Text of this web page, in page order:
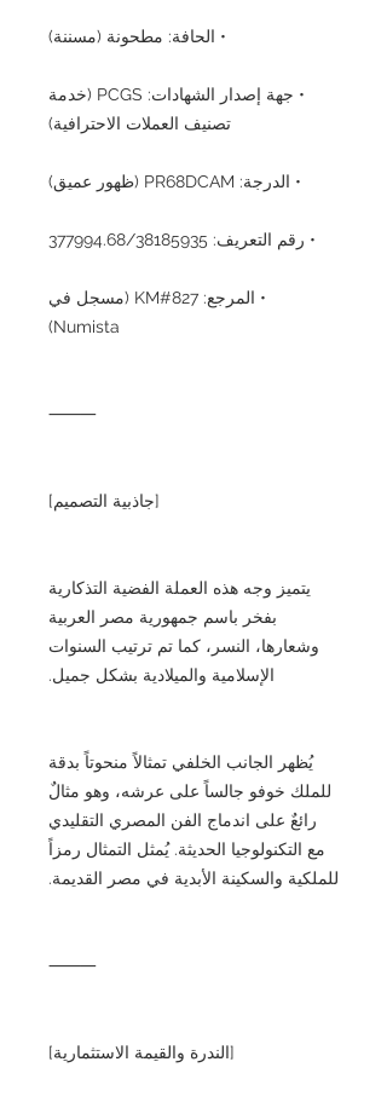
• الحافة: مطحونة (مسننة)
• جهة إصدار الشهادات: PCGS (خدمة
تصنيف العملات الاحترافية)
• الدرجة: PR68DCAM (ظهور عميق)
• رقم التعريف: 377994.68/38185935
• المرجع: KM#827 (مسجل في
Numista)
⸻
[جاذبية التصميم]
يتميز وجه هذه العملة الفضية التذكارية
بفخر باسم جمهورية مصر العربية
وشعارها، النسر، كما تم ترتيب السنوات
الإسلامية والميلادية بشكل جميل.
يُظهر الجانب الخلفي تمثالاً منحوتاً بدقة
للملك خوفو جالساً على عرشه، وهو مثالٌ
رائعٌ على اندماج الفن المصري التقليدي
مع التكنولوجيا الحديثة. يُمثل التمثال رمزاً
للملكية والسكينة الأبدية في مصر القديمة.
⸻
[الندرة والقيمة الاستثمارية]